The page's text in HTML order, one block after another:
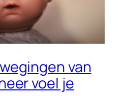
van
voel je